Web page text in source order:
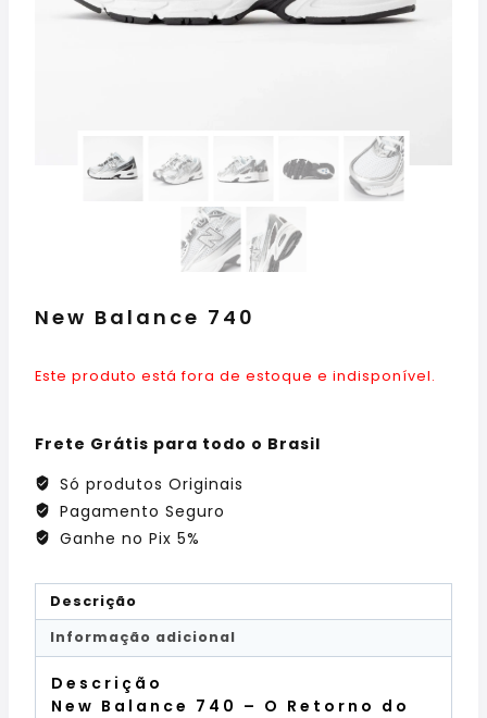
New Balance 740
Este produto está fora de estoque e indisponível.
Frete Grátis para todo o Brasil
Só produtos Originais
Pagamento Seguro
Ganhe no Pix 5%
Descrição
Informação adicional
Descrição
New Balance 740 – O Retorno do